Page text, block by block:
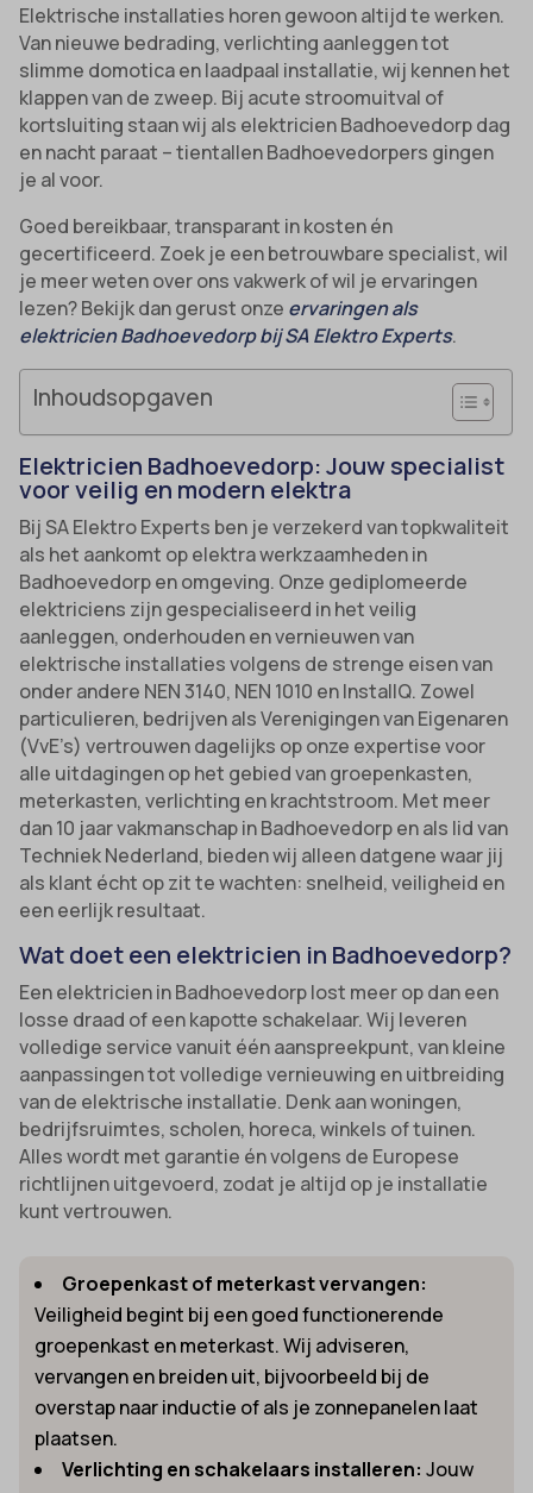
Elektrische installaties horen gewoon altijd te werken.
Van nieuwe bedrading, verlichting aanleggen tot
slimme domotica en laadpaal installatie, wij kennen het
klappen van de zweep. Bij acute stroomuitval of
kortsluiting staan wij als elektricien Badhoevedorp dag
en nacht paraat – tientallen Badhoevedorpers gingen
je al voor.
Goed bereikbaar, transparant in kosten én
gecertificeerd. Zoek je een betrouwbare specialist, wil
je meer weten over ons vakwerk of wil je ervaringen
lezen? Bekijk dan gerust onze ervaringen als
elektricien Badhoevedorp bij SA Elektro Experts.
Inhoudsopgaven
Elektricien Badhoevedorp: Jouw specialist
voor veilig en modern elektra
Bij SA Elektro Experts ben je verzekerd van topkwaliteit
als het aankomt op elektra werkzaamheden in
Badhoevedorp en omgeving. Onze gediplomeerde
elektriciens zijn gespecialiseerd in het veilig
aanleggen, onderhouden en vernieuwen van
elektrische installaties volgens de strenge eisen van
onder andere NEN 3140, NEN 1010 en InstallQ. Zowel
particulieren, bedrijven als Verenigingen van Eigenaren
(VvE’s) vertrouwen dagelijks op onze expertise voor
alle uitdagingen op het gebied van groepenkasten,
meterkasten, verlichting en krachtstroom. Met meer
dan 10 jaar vakmanschap in Badhoevedorp en als lid van
Techniek Nederland, bieden wij alleen datgene waar jij
als klant écht op zit te wachten: snelheid, veiligheid en
een eerlijk resultaat.
Wat doet een elektricien in Badhoevedorp?
Een elektricien in Badhoevedorp lost meer op dan een
losse draad of een kapotte schakelaar. Wij leveren
volledige service vanuit één aanspreekpunt, van kleine
aanpassingen tot volledige vernieuwing en uitbreiding
van de elektrische installatie. Denk aan woningen,
bedrijfsruimtes, scholen, horeca, winkels of tuinen.
Alles wordt met garantie én volgens de Europese
richtlijnen uitgevoerd, zodat je altijd op je installatie
kunt vertrouwen.
Groepenkast of meterkast vervangen:
Veiligheid begint bij een goed functionerende
groepenkast en meterkast. Wij adviseren,
vervangen en breiden uit, bijvoorbeeld bij de
overstap naar inductie of als je zonnepanelen laat
plaatsen.
Verlichting en schakelaars installeren: Jouw